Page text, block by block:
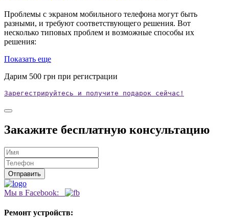
Проблемы с экраном мобильного телефона могут быть
разными, и требуют соответствующего решения. Вот
несколько типовых проблем и возможные способы их
решения:
Показать еще
Дарим 500 грн при регистрации
Зарегестрируйтесь и получите подарок сейчас!
Закажите бесплатную консультацию
Мы в Facebook:
Ремонт устройств: